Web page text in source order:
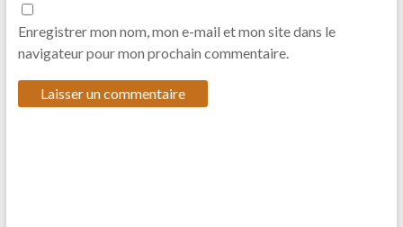
Enregistrer mon nom, mon e-mail et mon site dans le
navigateur pour mon prochain commentaire.